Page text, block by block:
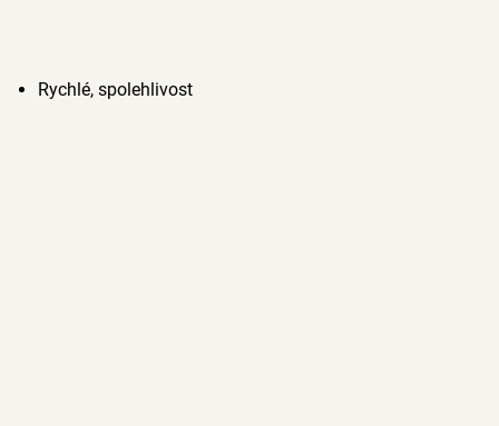
Rychlé, spolehlivost